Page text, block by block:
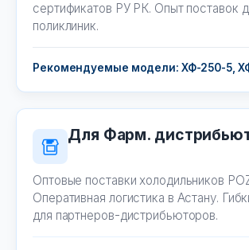
сертификатов РУ РК. Опыт поставок
поликлиник.
Рекомендуемые модели: ХФ-250-5,
Для Фарм.
Оптовые поставки холодильников
Оперативная логистика в Астану.
для партнеров-дистрибьюторов.